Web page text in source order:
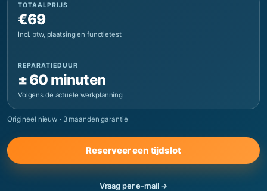
TOTAALPRIJS
€69
Incl. btw, plaatsing en functietest
REPARATIEDUUR
± 60 minuten
Volgens de actuele werkplanning
Origineel nieuw · 3 maanden garantie
Reserveer een tijdslot
Vraag per e-mail →